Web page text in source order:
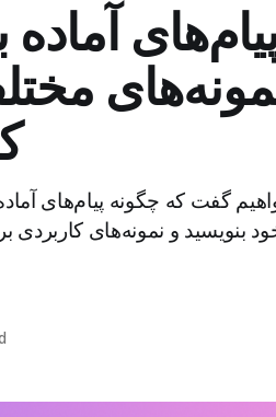
گفت که چگونه پیام‌های
بنویسید و نمونه‌های کاربردی